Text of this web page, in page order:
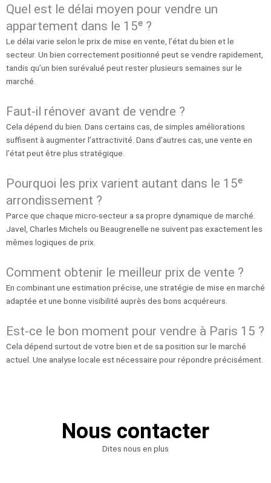
Quel est le délai moyen pour vendre un
appartement dans le 15ᵉ ?
Le délai varie selon le prix de mise en vente, l’état du bien et le
secteur. Un bien correctement positionné peut se vendre rapidement,
tandis qu’un bien surévalué peut rester plusieurs semaines sur le
marché.
Faut-il rénover avant de vendre ?
Cela dépend du bien. Dans certains cas, de simples améliorations
suffisent à augmenter l’attractivité. Dans d’autres cas, une vente en
l’état peut être plus stratégique.
Pourquoi les prix varient autant dans le 15ᵉ
arrondissement ?
Parce que chaque micro-secteur a sa propre dynamique de marché.
Javel, Charles Michels ou Beaugrenelle ne suivent pas exactement les
mêmes logiques de prix.
Comment obtenir le meilleur prix de vente ?
En combinant une estimation précise, une stratégie de mise en marché
adaptée et une bonne visibilité auprès des bons acquéreurs.
Est-ce le bon moment pour vendre à Paris 15 ?
Cela dépend surtout de votre bien et de sa position sur le marché
actuel. Une analyse locale est nécessaire pour répondre précisément.
Nous contacter
Dites nous en plus